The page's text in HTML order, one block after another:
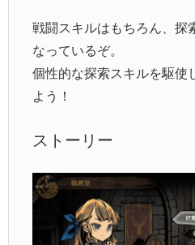
戦闘スキルはもちろん、探
なっているぞ。
個性的な探索スキルを駆使
よう！
ストーリー